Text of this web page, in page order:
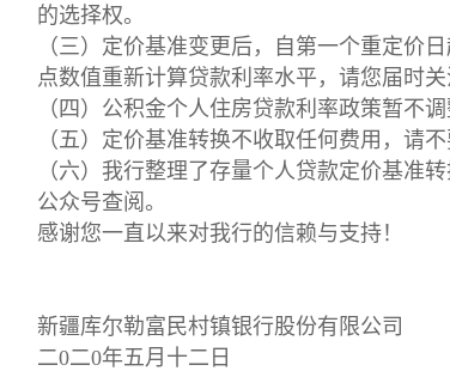
的选择权。
（三）定价基准变更后，自第一个重定价
点数值重新计算贷款利率水平，请您届时
（四）公积金个人住房贷款利率政策暂不调
（五）定价基准转换不收取任何费用，请
（六）我行整理了存量个人贷款定价基准
公众号查阅。
感谢您一直以来对我行的信赖与支持！
新疆库尔勒富民村镇银行股份有限公司
二0二0年五月十二日